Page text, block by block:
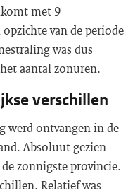
met 9
van de periode
was dus
aantal zonuren.
verschillen
werd ontvangen in de
Absoluut gezien
zonnigste provincie.
Relatief was